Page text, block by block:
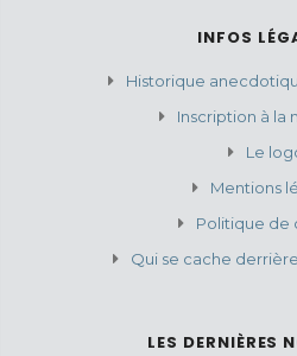
INFOS
Historique
Inscription à la
Le
Mentions
Politique de
Qui se cache
LES DERNIÈRES